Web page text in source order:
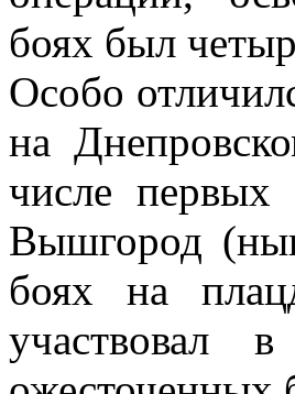
боях был
Особо
на
числе первых
Вышгород
боях на
участвовал